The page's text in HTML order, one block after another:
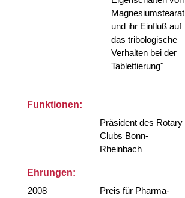
Magnesiumstearat
und ihr Einfluß auf
das tribologische
Verhalten bei der
Tablettierung"
Funktionen:
Präsident des Rotary
Clubs Bonn-
Rheinbach
Ehrungen:
2008
Preis für Pharma-